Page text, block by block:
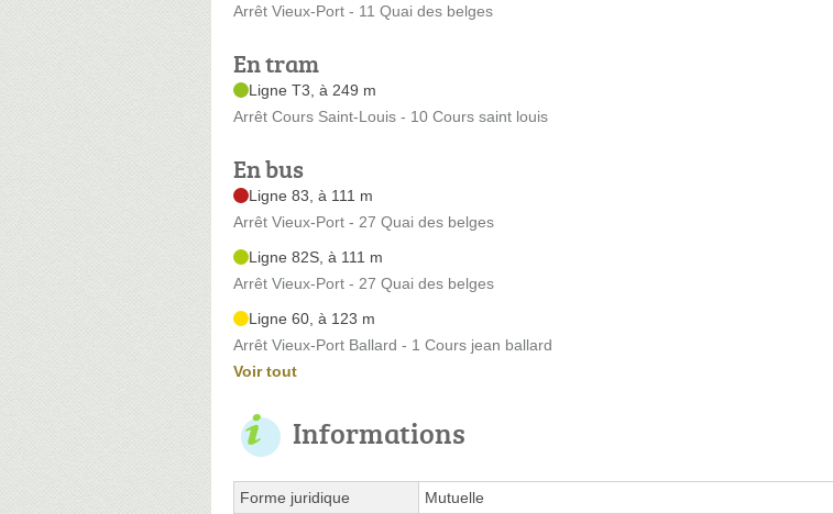
Arrêt Vieux-Port - 11 Quai des belges
En tram
Ligne T3, à 249 m
Arrêt Cours Saint-Louis - 10 Cours saint louis
En bus
Ligne 83, à 111 m
Arrêt Vieux-Port - 27 Quai des belges
Ligne 82S, à 111 m
Arrêt Vieux-Port - 27 Quai des belges
Ligne 60, à 123 m
Arrêt Vieux-Port Ballard - 1 Cours jean ballard
Voir tout
Informations
Forme juridique
Mutuelle